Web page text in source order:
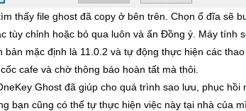
thấy file ghost đã copy ở bên trên. Chọn ổ đĩa sẽ
tùy chỉnh hoặc bỏ qua luôn và ấn Đồng ý. Máy tính
bản mặc định là 11.0.2 và tự động thực hiện các
cafe và chờ thông báo hoàn tất mà thôi.
Ghost đã giúp cho quá trình sao lưu, phục
bạn cũng có thể tự thực hiện việc này tại nhà của